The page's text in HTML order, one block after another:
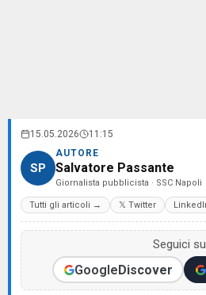
15.05.2026 11:15
SP
AUTORE
Salvatore Passante
Giornalista pubblicista · SSC Napoli
Tutti gli articoli → 𝕏 Twitter
Seguici su
GoogleDiscover